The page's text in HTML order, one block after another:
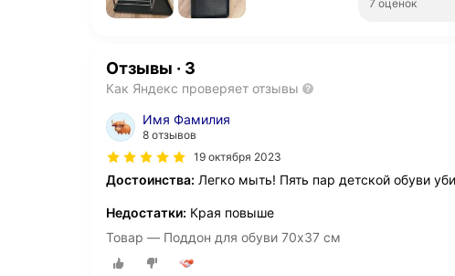
7 оценок
Отзывы · 3
Как Яндекс проверяет отзывы
Имя Фамилия
8 отзывов
19 октября 2023
Достоинства: Легко мыть! Пять пар детской обуви
Недостатки: Края повыше
Товар — Поддон для обуви 70х37 см